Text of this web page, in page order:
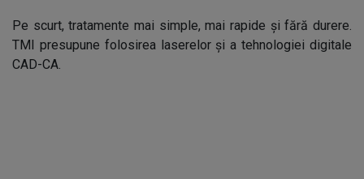
Pe scurt, tratamente mai simple, mai rapide și fără durere.
TMI presupune folosirea laserelor și a tehnologiei digitale
CAD-CA.